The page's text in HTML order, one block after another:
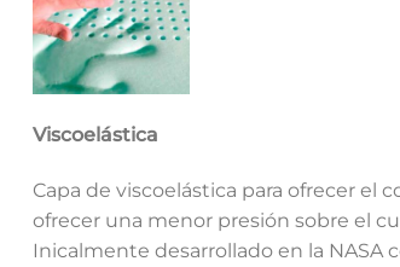
Viscoelástica
Capa de viscoelástica para ofrecer
ofrecer una menor presión sobre el
Inicalmente desarrollado en la NASA